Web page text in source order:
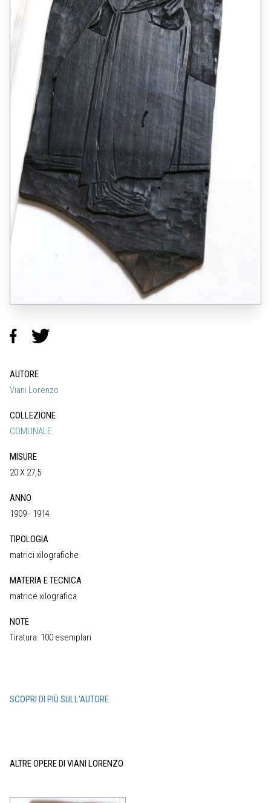
AUTORE
Viani Lorenzo
COLLEZIONE
COMUNALE
MISURE
20 X 27,5
ANNO
1909 - 1914
TIPOLOGIA
matrici xilografiche
MATERIA E TECNICA
matrice xilografica
NOTE
Tiratura: 100 esemplari
SCOPRI DI PIÙ SULL'AUTORE
ALTRE OPERE DI VIANI LORENZO